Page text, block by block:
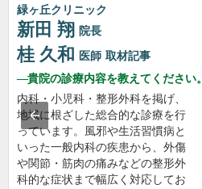
緑ヶ丘クリニック
新田 翔 院長
桂 久和 医師 取材記事
貴院の診療内容を教えてください。
内科・小児科・整形外科を掲げ、
地域に根ざした総合的な診療を行
っています。風邪や生活習慣病と
いった一般内科の疾患から、外傷
や関節・筋肉の痛みなどの整形外
科的な症状まで幅広く対応してお